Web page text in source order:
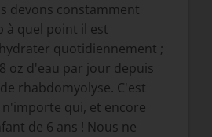
devons constamment
à quel point il est
quotidiennement ;
oz d'eau par jour depuis
rhabdomyolyse. C'est
qui, et encore
de 6 ans ! Nous ne